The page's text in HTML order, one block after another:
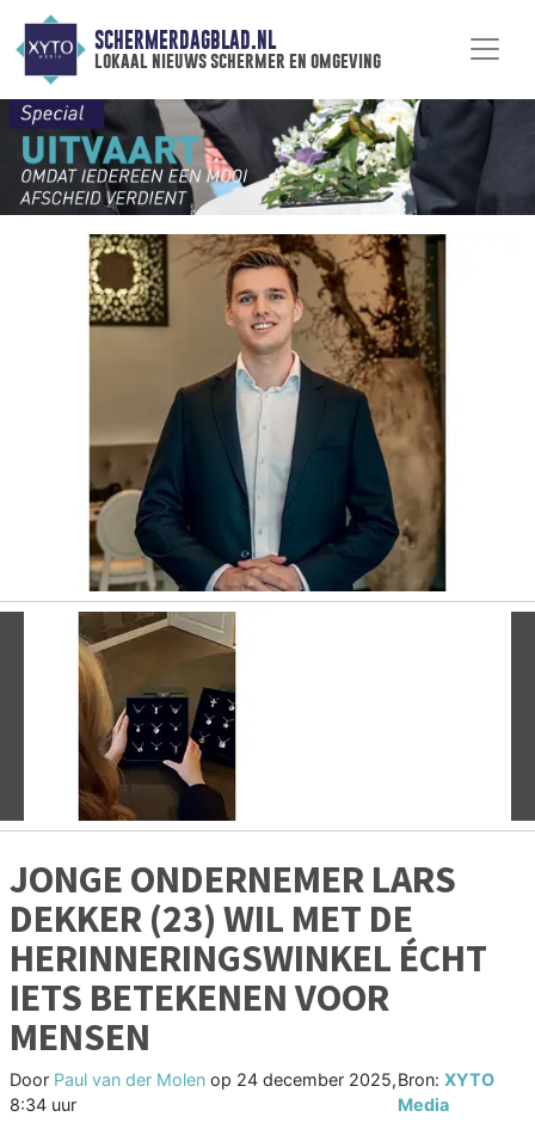
SCHERMERDAGBLAD.NL
lokaal nieuws schermer en omgeving
JONGE ONDERNEMER LARS
DEKKER (23) WIL MET DE
HERINNERINGSWINKEL ÉCHT
IETS BETEKENEN VOOR
MENSEN
Door Paul van der Molen op 24 december 2025,
8:34 uur
Bron: XYTO
Media